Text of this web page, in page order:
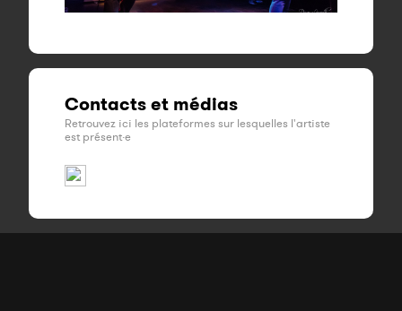
Contacts et médias
Retrouvez ici les plateformes sur lesquelles l'artiste
est présent·e